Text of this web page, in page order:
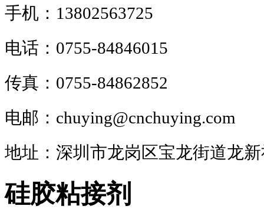
手机：13802563725
电话：0755-84846015
传真：0755-84862852
电邮：chuying@cnchuying.com
地址：深圳市龙岗区宝龙街道龙
硅胶粘接剂